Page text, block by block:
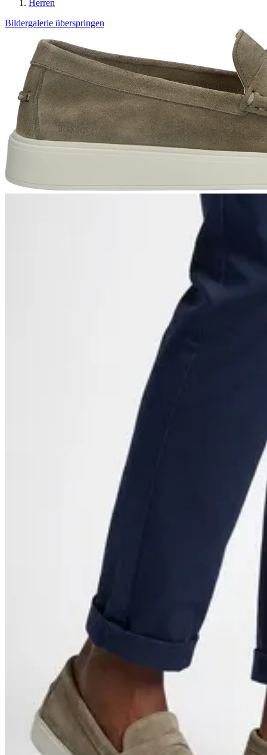
Herren
Bildergalerie überspringen